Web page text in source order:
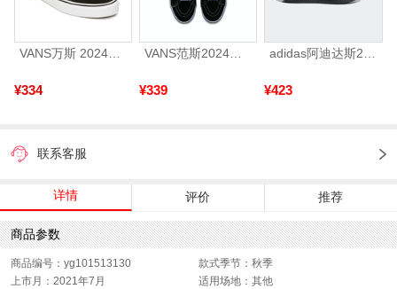
VANS万斯 2024年新款中性OldSkool帆布鞋/硫化鞋VN000D3HY28（延续款）
¥334 ¥339 ¥423
联系客服
详情 评价 推荐
商品参数
商品编号：yg101513130
款式季节：秋季
上市月：2021年7月
适用场地：其他